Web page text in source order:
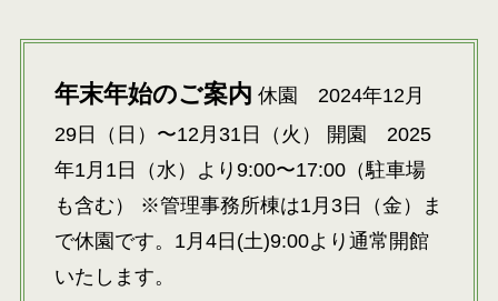
年末年始のご案内 休園 2024年12月
29日（日）〜12月31日（火） 開園 2025
年1月1日（水）より9:00〜17:00（駐車場
も含む） ※管理事務所棟は1月3日（金）ま
で休園です。1月4日(土)9:00より通常開館
いたします。